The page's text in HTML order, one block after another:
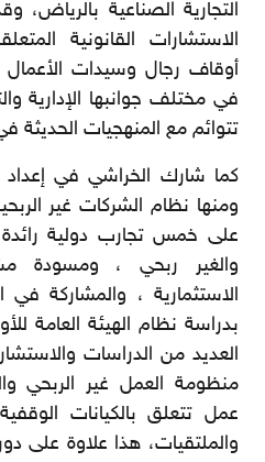
التجارية الصناعية
الاستشارات القانونية
أوقاف رجال وسيدات الأعمال
في مختلف جوانبها الإدارية
تتوائم مع المنهجيات الحديثة
كما شارك الخراشي في
ومنها نظام الشركات غير
على خمس تجارب دولية
والغير ربحي ، ومسودة
الاستثمارية ، والمشاركة
بدراسة نظام الهيئة العامة
العديد من الدراسات
منظومة العمل غير الربحي
عمل تتعلق بالكيانات
والملتقيات، هذا علاوة على